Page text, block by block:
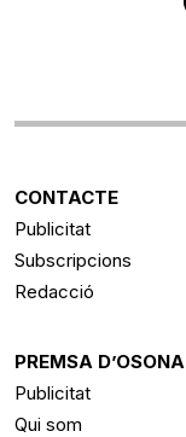
CONTACTE
Publicitat
Subscripcions
Redacció
PREMSA D’OSONA
Publicitat
Qui som